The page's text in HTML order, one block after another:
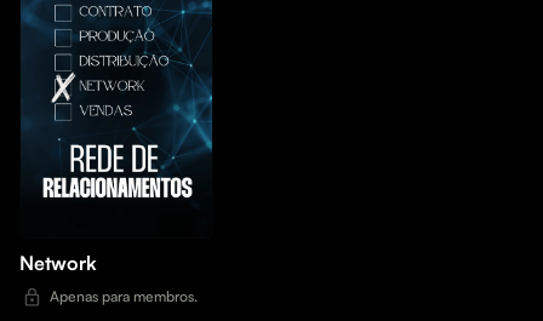
Network
Apenas para membros.